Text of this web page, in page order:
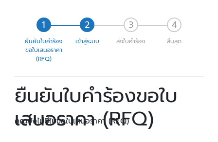
ยืนยันใบคำร้อง
ขอใบเสนอราคา
(RFQ)
เข้าสู่ระบบ ส่งใบคำร้อง สิ้นสุด
ยืนยันใบคำร้องขอใบ
เสนอราคา (RFQ)
คุณยังไม่มีใบขอใบเสนอราคา (RFQ)